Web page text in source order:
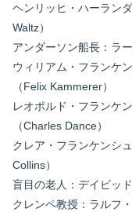
ヘンリッヒ・ハーラン
Waltz）
アンダーソン船長：ラ
ウィリアム・フランケ
（Felix Kammerer）
レオポルド・フランケ
（Charles Dance）
クレア・フランケンシ
Collins）
盲目の老人：デイビッ
クレンペ教授：ラルフ